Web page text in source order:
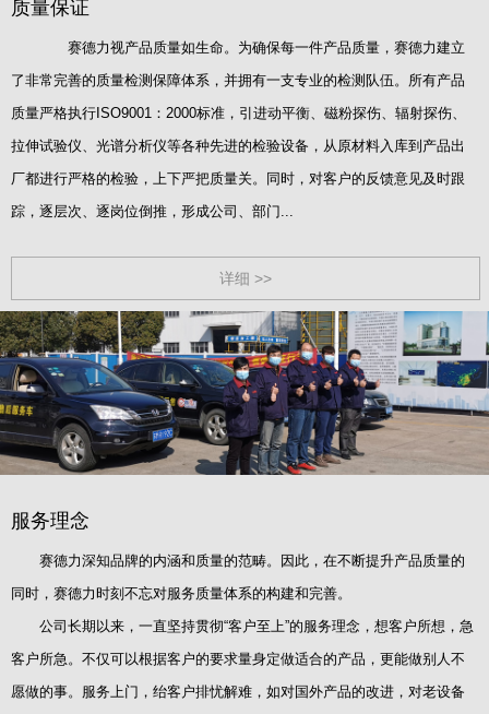
质量保证
赛德力视产品质量如生命。为确保每一件产品质量，赛德力建立
了非常完善的质量检测保障体系，并拥有一支专业的检测队伍。所有产品
质量严格执行ISO9001：2000标准，引进动平衡、磁粉探伤、辐射探伤、
拉伸试验仪、光谱分析仪等各种先进的检验设备，从原材料入库到产品出
厂都进行严格的检验，上下严把质量关。同时，对客户的反馈意见及时跟
踪，逐层次、逐岗位倒推，形成公司、部门...
详细 >>
服务理念
赛德力深知品牌的内涵和质量的范畴。因此，在不断提升产品质量的
同时，赛德力时刻不忘对服务质量体系的构建和完善。
公司长期以来，一直坚持贯彻“客户至上”的服务理念，想客户所想，急
客户所急。不仅可以根据客户的要求量身定做适合的产品，更能做别人不
愿做的事。服务上门，绐客户排忧解难，如对国外产品的改进，对老设备